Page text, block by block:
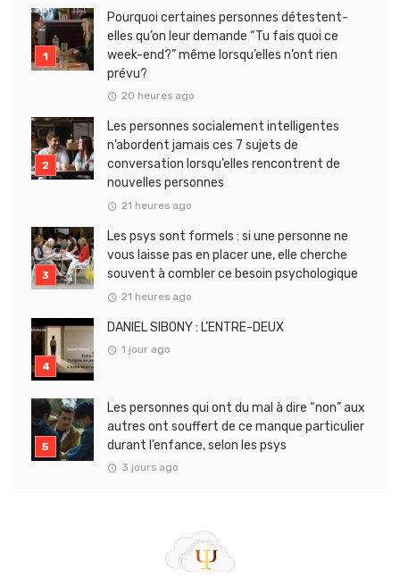
Pourquoi certaines personnes détestent-
elles qu’on leur demande “Tu fais quoi ce
week-end?” même lorsqu’elles n’ont rien
prévu?
20 heures ago
Les personnes socialement intelligentes
n’abordent jamais ces 7 sujets de
conversation lorsqu’elles rencontrent de
nouvelles personnes
21 heures ago
Les psys sont formels : si une personne ne
vous laisse pas en placer une, elle cherche
souvent à combler ce besoin psychologique
21 heures ago
DANIEL SIBONY : L’ENTRE-DEUX
1 jour ago
Les personnes qui ont du mal à dire “non” aux
autres ont souffert de ce manque particulier
durant l’enfance, selon les psys
3 jours ago